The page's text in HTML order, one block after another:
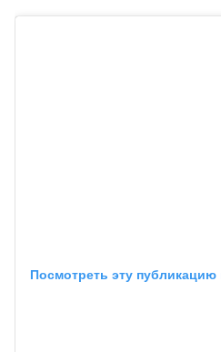
Посмотреть эту публикацию